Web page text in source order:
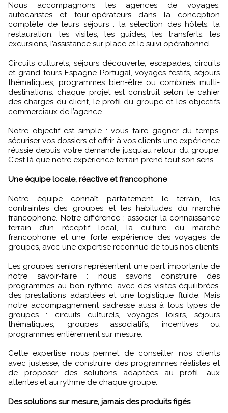
Nous accompagnons les agences de voyages,
autocaristes et tour-opérateurs dans la conception
complète de leurs séjours : la sélection des hôtels, la
restauration, les visites, les guides, les transferts, les
excursions, l’assistance sur place et le suivi opérationnel.
Circuits culturels, séjours découverte, escapades, circuits
et grand tours Espagne-Portugal, voyages festifs, séjours
thématiques, programmes bien-être ou combinés multi-
destinations: chaque projet est construit selon le cahier
des charges du client, le profil du groupe et les objectifs
commerciaux de l’agence.
Notre objectif est simple : vous faire gagner du temps,
sécuriser vos dossiers et offrir à vos clients une expérience
réussie depuis votre demande jusqu’au retour du groupe.
C’est là que notre expérience terrain prend tout son sens.
Une équipe locale, réactive et francophone
Notre équipe connaît parfaitement le terrain, les
contraintes des groupes et les habitudes du marché
francophone. Notre différence : associer la connaissance
terrain d’un réceptif local, la culture du marché
francophone et une forte expérience des voyages de
groupes, avec une expertise reconnue de tous nos clients.
Les groupes seniors représentent une part importante de
notre savoir-faire : nous savons construire des
programmes au bon rythme, avec des visites équilibrées,
des prestations adaptées et une logistique fluide. Mais
notre accompagnement s’adresse aussi à tous types de
groupes : circuits culturels, voyages loisirs, séjours
thématiques, groupes associatifs, incentives ou
programmes entièrement sur mesure.
Cette expertise nous permet de conseiller nos clients
avec justesse, de construire des programmes réalistes et
de proposer des solutions adaptées au profil, aux
attentes et au rythme de chaque groupe.
Des solutions sur mesure, jamais des produits figés